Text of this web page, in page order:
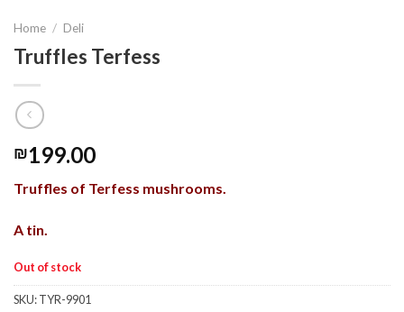
Home / Deli
Truffles Terfess
₪199.00
Truffles of Terfess mushrooms.
A tin.
Out of stock
SKU:TYR-9901